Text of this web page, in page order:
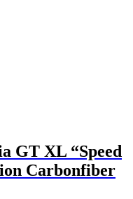
GT XL “Speed
Carbonfiber